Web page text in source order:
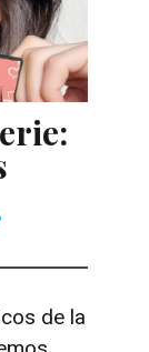
de la